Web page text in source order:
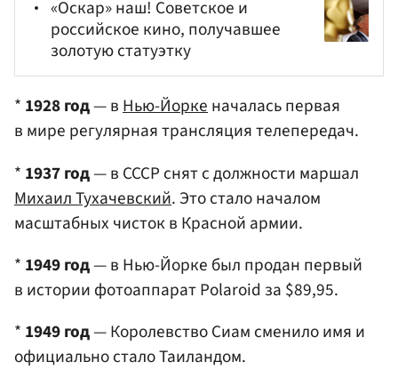
«Оскар» наш! Советское и
российское кино, получавшее
золотую статуэтку
* 1928 год— вНью-Йоркеначалась первая
в мире регулярная трансляция телепередач.
* 1937 год— в СССР снят с должности маршал
Михаил Тухачевский. Это стало началом
масштабных чисток в Красной армии.
* 1949 год— в Нью-Йорке был продан первый
в истории фотоаппарат Polaroid за $89,95.
* 1949 год— Королевство Сиам сменило имя и
официально стало Таиландом.